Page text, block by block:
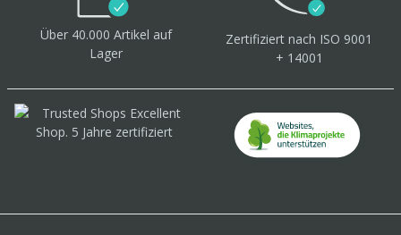
Über 40.000 Artikel auf
Lager
Zertifiziert nach ISO 9001
+ 14001